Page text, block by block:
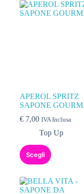
APEROL SPRITZ
SAPONE
€ 7,00 IVA Inclusa
Top Up
Scegli